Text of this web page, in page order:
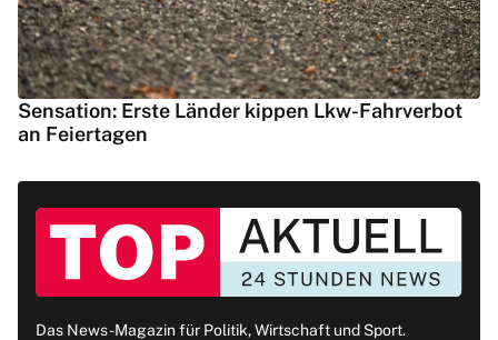
Sensation: Erste Länder kippen Lkw-Fahrverbot
an Feiertagen
Das News-Magazin für Politik, Wirtschaft und Sport.